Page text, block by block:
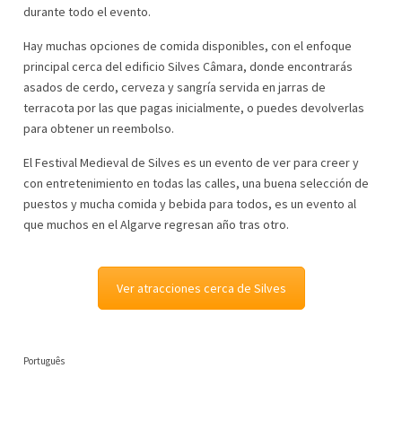
durante todo el evento.
Hay muchas opciones de comida disponibles, con el enfoque
principal cerca del edificio Silves Câmara, donde encontrarás
asados ​​de cerdo, cerveza y sangría servida en jarras de
terracota por las que pagas inicialmente, o puedes devolverlas
para obtener un reembolso.
El Festival Medieval de Silves es un evento de ver para creer y
con entretenimiento en todas las calles, una buena selección de
puestos y mucha comida y bebida para todos, es un evento al
que muchos en el Algarve regresan año tras otro.
Ver atracciones cerca de Silves
Português